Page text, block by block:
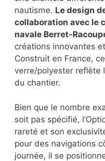
nautisme. Le design
collaboration avec le
navale Berret-
créations innovantes
Construit en France,
verre/polyester reflète
du chantier.
Bien que le nombre
soit pas spécifié,
rareté et son
pour des navigations
journée, il se